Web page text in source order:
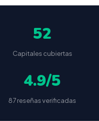
52
Capitales cubiertas
4.9/5
87 reseñas verificadas